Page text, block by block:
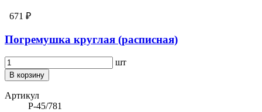
671 ₽
Погремушка круглая (расписная)
шт
В корзину
Артикул
Р-45/781